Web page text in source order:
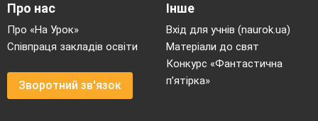
Про нас
Про «На Урок»
Співпраця закладів освіти
Зворотний зв'язок
Інше
Вхід для учнів (naurok.ua)
Матеріали до свят
Конкурс «Фантастична
п’ятірка»